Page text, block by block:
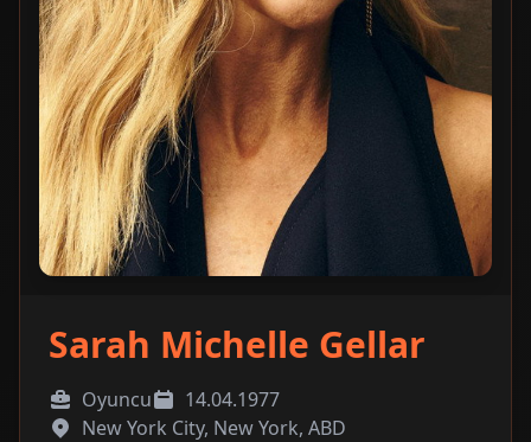
Sarah Michelle Gellar
Oyuncu
14.04.1977
New York City, New York, ABD